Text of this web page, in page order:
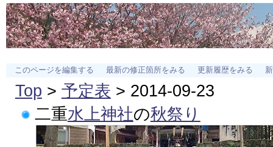
このページを編集する 最新の修正箇所をみる 更新履歴をみる
Top > 予定表 > 2014-09-23
二重水上神社の秋祭り